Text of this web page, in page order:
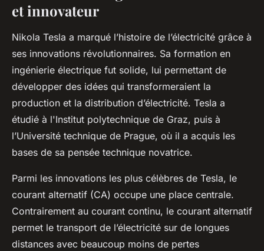
et innovateur
Nikola Tesla a marqué l’histoire de l’électricité grâce à
ses innovations révolutionnaires. Sa formation en
ingénierie électrique fut solide, lui permettant de
développer des idées qui transformeraient la
production et la distribution d’électricité. Tesla a
étudié à l'Institut polytechnique de Graz, puis à
l’Université technique de Prague, où il a acquis les
bases de sa pensée technique novatrice.
Parmi les innovations les plus célèbres de Tesla, le
courant alternatif (CA) occupe une place centrale.
Contrairement au courant continu, le courant alternatif
permet le transport de l’électricité sur de longues
distances avec beaucoup moins de pertes